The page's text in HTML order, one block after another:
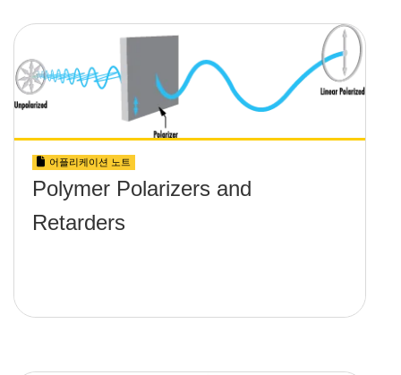
어플리케이션 노트
Polymer Polarizers and
Retarders